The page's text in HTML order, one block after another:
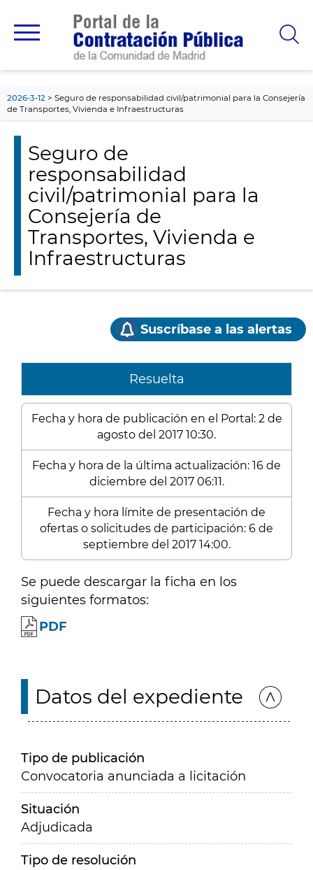
principal
2026-3-12
Seguro de responsabilidad civil/patrimonial para la Consejería
de Transportes, Vivienda e Infraestructuras
Seguro de
responsabilidad
civil/patrimonial para la
Consejería de
Transportes, Vivienda e
Infraestructuras
Suscríbase a las alertas
Resuelta
Fecha y hora de publicación en el Portal: 2 de
agosto del 2017 10:30.
Fecha y hora de la última actualización: 16 de
diciembre del 2017 06:11.
Fecha y hora límite de presentación de
ofertas o solicitudes de participación: 6 de
septiembre del 2017 14:00.
Se puede descargar la ficha en los
siguientes formatos:
PDF
Datos del expediente
Tipo de publicación
Convocatoria anunciada a licitación
Situación
Adjudicada
Tipo de resolución